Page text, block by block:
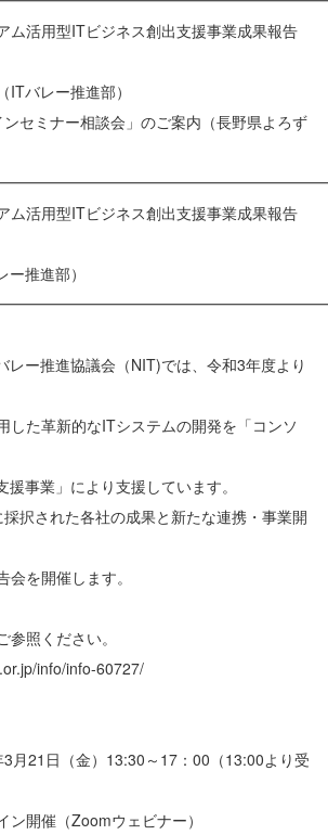
ム活用型ITビジネス創出支援事業成果報告
ー推進部）
ンセミナー相談会」のご案内（長野県よろず
ム活用型ITビジネス創出支援事業成果報告
推進部）
ー推進協議会（NIT)では、令和3年度より
した革新的なITシステムの開発を「コンソ
事業」により支援しています。
択された各社の成果と新たな連携・事業開
を開催します。
照ください。
info/info-60727/
日（金）13:30～17：00（13:00より受
ン開催（Zoomウェビナー）